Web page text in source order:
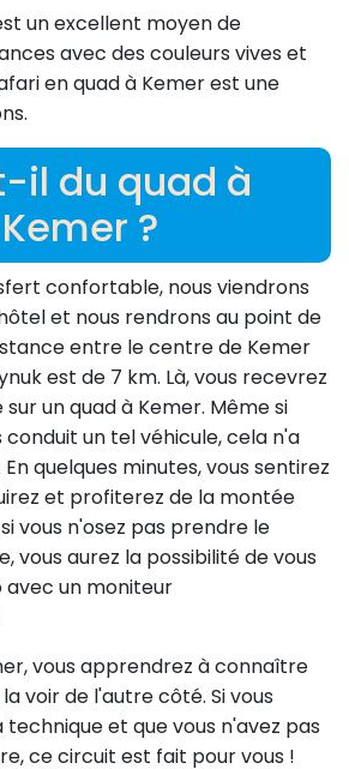
un excellent moyen de
avec des couleurs vives et
en quad à Kemer est une
il du quad à
Kemer ?
confortable, nous viendrons
et nous rendrons au point de
entre le centre de Kemer
est de 7 km. Là, vous recevrez
un quad à Kemer. Même si
conduit un tel véhicule, cela n'a
quelques minutes, vous sentirez
et profiterez de la montée
vous n'osez pas prendre le
vous aurez la possibilité de vous
avec un moniteur
vous apprendrez à connaître
voir de l'autre côté. Si vous
technique et que vous n'avez pas
ce circuit est fait pour vous !